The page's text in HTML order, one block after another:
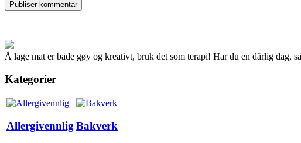
Å lage mat er både gøy og kreativt, bruk det som terapi! Har du en dårlig dag,
Kategorier
Allergivennlig Bakverk